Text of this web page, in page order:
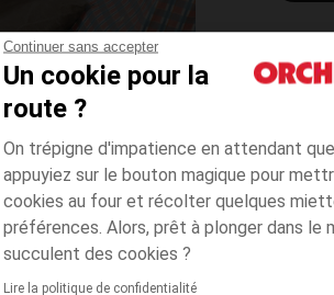
Continuer sans accepter
Un cookie pour la
route ?
On trépigne d'impatience en attendant
appuyiez sur le bouton magique pour
cookies au four et récolter quelques
préférences. Alors, prêt à plonger dans le
succulent des cookies ?
Lire la politique de confidentialité